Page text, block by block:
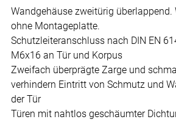
Wandgehäuse zweitürig
ohne Montageplatte.
Schutzleiteranschluss nach DIN EN
M6x16 an Tür und Korpus
Zweifach überprägte Zarge und
verhindern Eintritt von Schmutz und
der Tür
Türen mit nahtlos geschäumter